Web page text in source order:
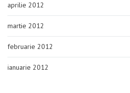
aprilie 2012
martie 2012
februarie 2012
ianuarie 2012